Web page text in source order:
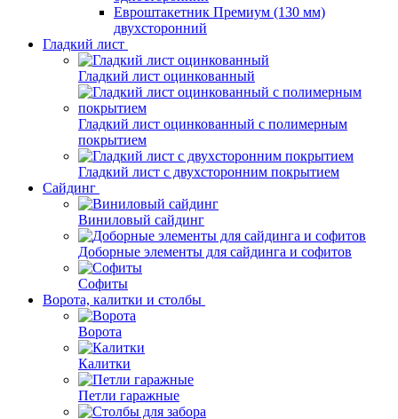
Евроштакетник Премиум (130 мм)
двухсторонний
Гладкий лист
Гладкий лист оцинкованный
Гладкий лист оцинкованный с полимерным
покрытием
Гладкий лист с двухсторонним покрытием
Сайдинг
Виниловый сайдинг
Доборные элементы для сайдинга и софитов
Софиты
Ворота, калитки и столбы
Ворота
Калитки
Петли гаражные